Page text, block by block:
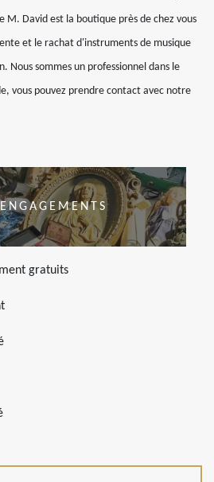
M. David est la boutique près de chez vous
et le rachat d'instruments de musique
Nous sommes un professionnel dans le
vous pouvez prendre contact avec notre
gratuits